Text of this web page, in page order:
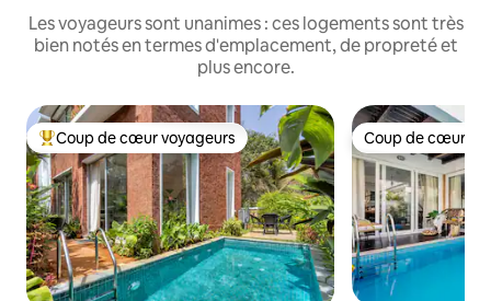
Les voyageurs sont unanimes : ces logements sont très
bien notés en termes d'emplacement, de propreté et
plus encore.
Coups de cœur voyageurs les plus appréciés
Coup de cœur voyageurs Coup de cœur
Coup de cœur